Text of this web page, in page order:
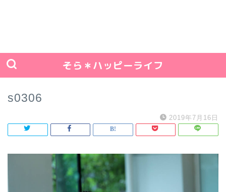
そら＊ハッピーライフ
s0306
2019年7月16日